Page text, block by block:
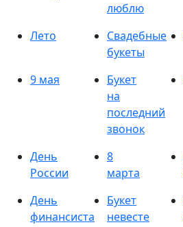
люблю
Лето
Свадебные
букеты
9 мая
Букет
на
последний
звонок
День
России
8
марта
День
финансиста
Букет
невесте